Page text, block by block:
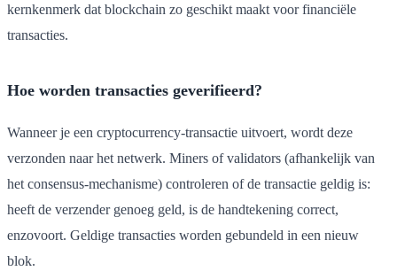
kernkenmerk dat blockchain zo geschikt maakt voor financiële
transacties.
Hoe worden transacties geverifieerd?
Wanneer je een cryptocurrency-transactie uitvoert, wordt deze
verzonden naar het netwerk. Miners of validators (afhankelijk van
het consensus-mechanisme) controleren of de transactie geldig is:
heeft de verzender genoeg geld, is de handtekening correct,
enzovoort. Geldige transacties worden gebundeld in een nieuw
blok.